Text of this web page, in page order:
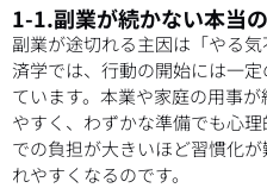
1-1.副業が続かない本当
副業が途切れる主因は「やる
済学では、行動の開始には一
ています。本業や家庭の用事
やすく、わずかな準備でも心
での負担が大きいほど習慣化
れやすくなるのです。